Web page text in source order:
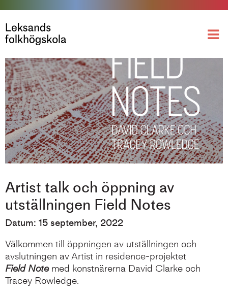
Artist talk och öppning av
utställningen Field Notes
Datum: 15 september, 2022
Välkommen till öppningen av utställningen och
avslutningen av Artist in residence-projektet
Field Notemed konstnärerna David Clarke och
Tracey Rowledge.